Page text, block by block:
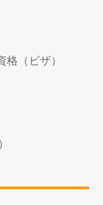
（ビザ）